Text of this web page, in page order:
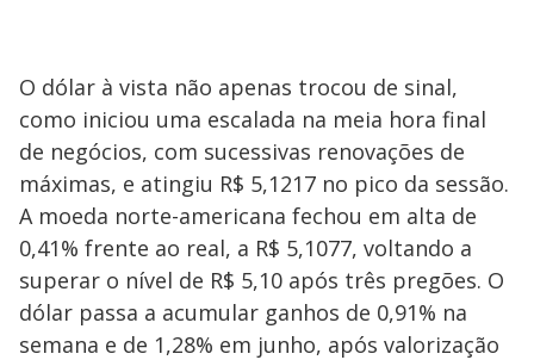
O dólar à vista não apenas trocou de sinal,
como iniciou uma escalada na meia hora final
de negócios, com sucessivas renovações de
máximas, e atingiu R$ 5,1217 no pico da sessão.
A moeda norte-americana fechou em alta de
0,41% frente ao real, a R$ 5,1077, voltando a
superar o nível de R$ 5,10 após três pregões. O
dólar passa a acumular ganhos de 0,91% na
semana e de 1,28% em junho, após valorização